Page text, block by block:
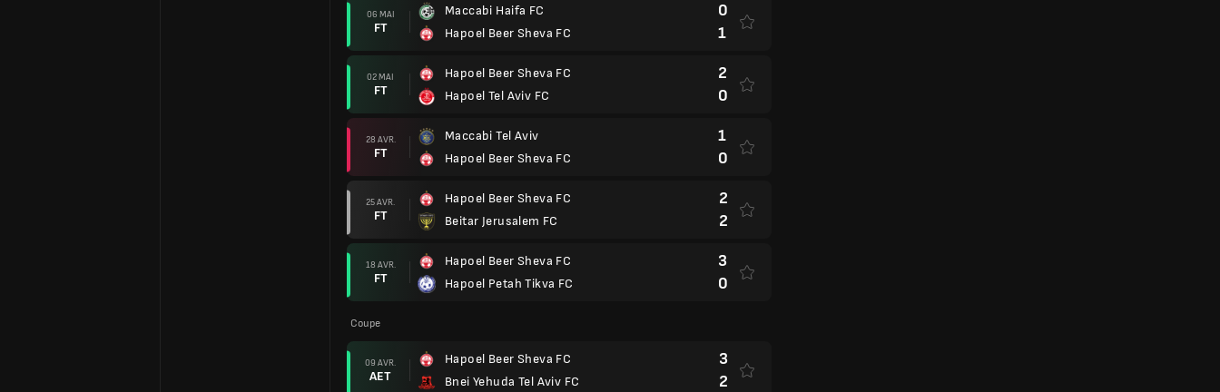
06 MAI
FT
Maccabi Haifa FC
Hapoel Beer Sheva FC
0
1
02 MAI
FT
Hapoel Beer Sheva FC
Hapoel Tel Aviv FC
2
0
28 AVR.
FT
Maccabi Tel Aviv
Hapoel Beer Sheva FC
1
0
25 AVR.
FT
Hapoel Beer Sheva FC
Beitar Jerusalem FC
2
2
18 AVR.
FT
Hapoel Beer Sheva FC
Hapoel Petah Tikva FC
3
0
Coupe
09 AVR.
AET
Hapoel Beer Sheva FC
Bnei Yehuda Tel Aviv FC
3
2